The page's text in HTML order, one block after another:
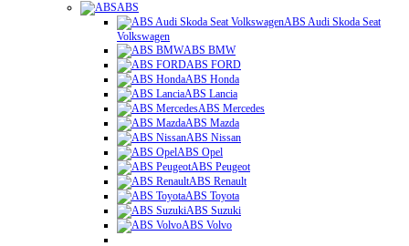
ABS
ABS Audi Skoda Seat
Volkswagen
ABS BMW
ABS FORD
ABS Honda
ABS Lancia
ABS Mercedes
ABS Mazda
ABS Nissan
ABS Opel
ABS Peugeot
ABS Renault
ABS Toyota
ABS Suzuki
ABS Volvo